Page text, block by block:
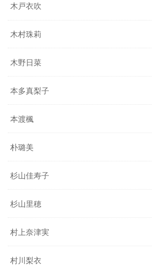
木戸衣吹
木村珠莉
木野日菜
本多真梨子
本渡楓
朴璐美
杉山佳寿子
杉山里穂
村上奈津実
村川梨衣